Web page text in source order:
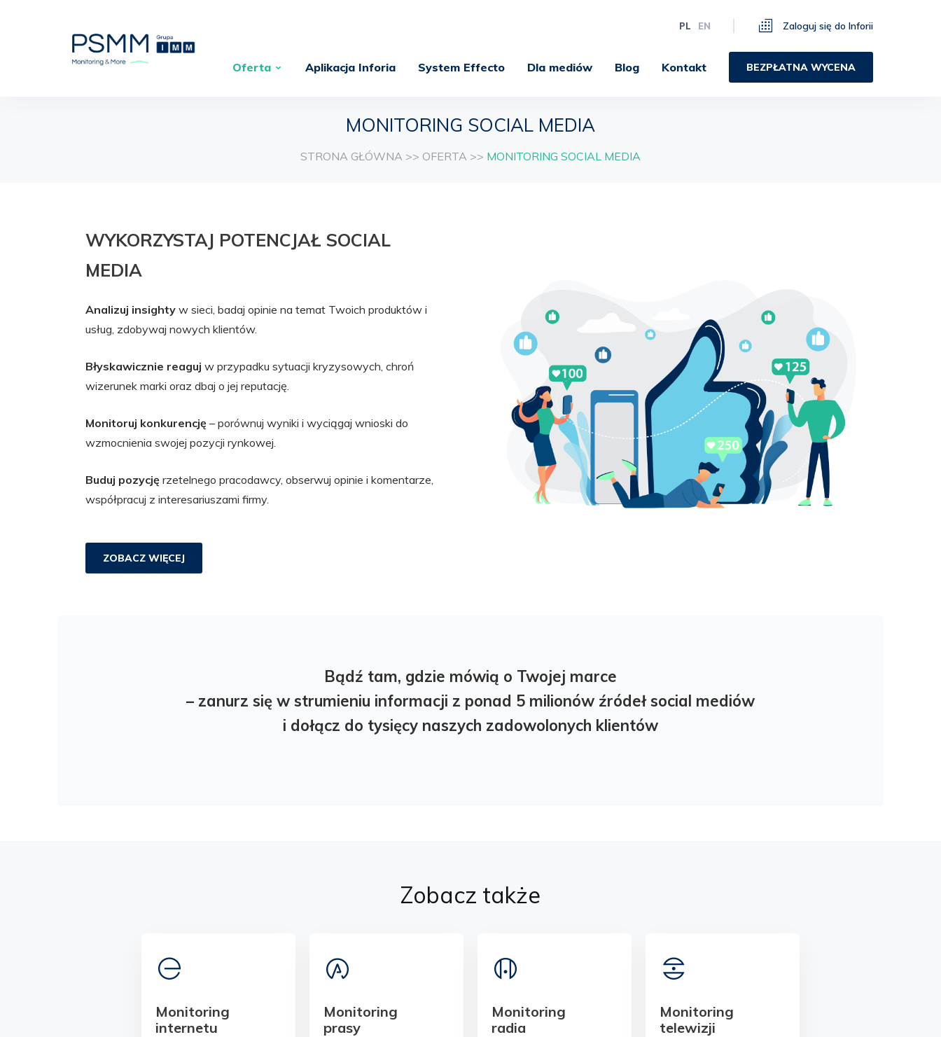
PL EN Zaloguj się do Inforii
Oferta Aplikacja Inforia System Effecto Dla mediów Blog Kontakt BEZPŁATNA WYCENA
MONITORING SOCIAL MEDIA
STRONA GŁÓWNA >> OFERTA >> MONITORING SOCIAL MEDIA
WYKORZYSTAJ POTENCJAŁ SOCIAL
MEDIA
Analizuj insighty w sieci, badaj opinie na temat Twoich produktów i
usług, zdobywaj nowych klientów.
Błyskawicznie reaguj w przypadku sytuacji kryzysowych, chroń
wizerunek marki oraz dbaj o jej reputację.
Monitoruj konkurencję – porównuj wyniki i wyciągaj wnioski do
wzmocnienia swojej pozycji rynkowej.
Buduj pozycję rzetelnego pracodawcy, obserwuj opinie i komentarze,
współpracuj z interesariuszami firmy.
ZOBACZ WIĘCEJ
Bądź tam, gdzie mówią o Twojej marce
– zanurz się w strumieniu informacji z ponad 5 milionów źródeł social mediów
i dołącz do tysięcy naszych zadowolonych klientów
Zobacz także
Monitoring
internetu
Monitoring
prasy
Monitoring
radia
Monitoring
telewizji